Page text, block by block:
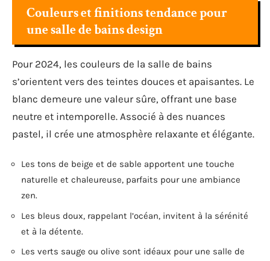
Couleurs et finitions tendance pour
une salle de bains design
Pour 2024, les couleurs de la salle de bains
s’orientent vers des teintes douces et apaisantes. Le
blanc demeure une valeur sûre, offrant une base
neutre et intemporelle. Associé à des nuances
pastel, il crée une atmosphère relaxante et élégante.
Les tons de beige et de sable apportent une touche
naturelle et chaleureuse, parfaits pour une ambiance
zen.
Les bleus doux, rappelant l’océan, invitent à la sérénité
et à la détente.
Les verts sauge ou olive sont idéaux pour une salle de